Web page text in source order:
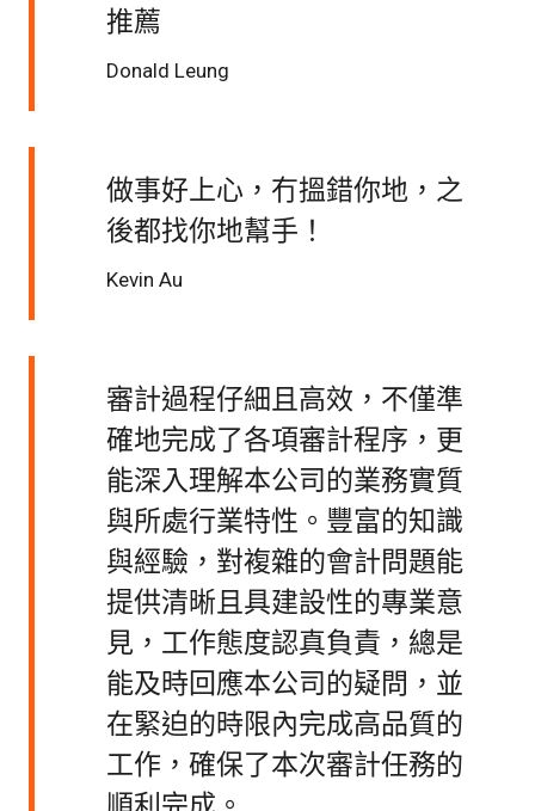
推薦
Donald Leung
做事好上心，冇搵錯你地，之
後都找你地幫手！
Kevin Au
審計過程仔細且高效，不僅準
確地完成了各項審計程序，更
能深入理解本公司的業務實質
與所處行業特性。豐富的知識
與經驗，對複雜的會計問題能
提供清晰且具建設性的專業意
見，工作態度認真負責，總是
能及時回應本公司的疑問，並
在緊迫的時限內完成高品質的
工作，確保了本次審計任務的